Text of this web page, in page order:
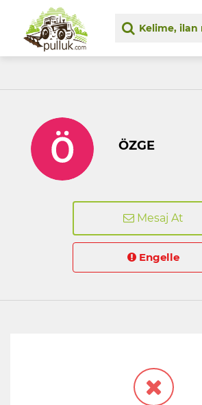
ÖZGE
Mesaj At
Engelle